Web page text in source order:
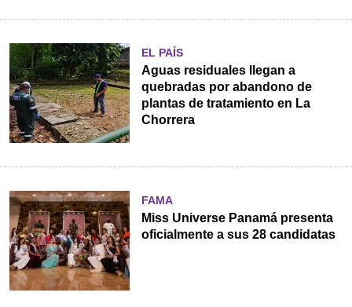
EL PAÍS
Aguas residuales llegan a
quebradas por abandono de
plantas de tratamiento en La
Chorrera
FAMA
Miss Universe Panamá presenta
oficialmente a sus 28 candidatas